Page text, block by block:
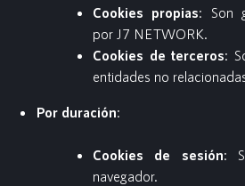
Cookies propias: Son
por J7 NETWORK.
Cookies de terceros:
entidades no
Por duración:
Cookies de sesión:
navegador.